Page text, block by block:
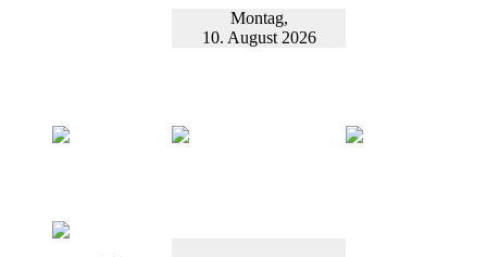
Montag,
10. August 2026